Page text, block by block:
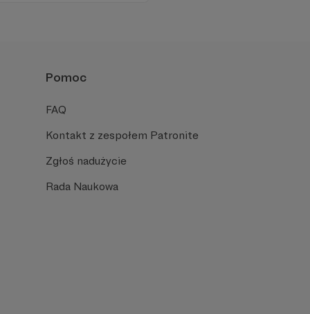
Pomoc
FAQ
Kontakt z zespołem Patronite
Zgłoś nadużycie
Rada Naukowa